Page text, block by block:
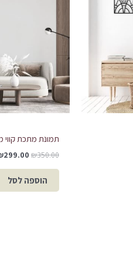
תמונת מתכת
₪350.00
299.00
הוספה לסל